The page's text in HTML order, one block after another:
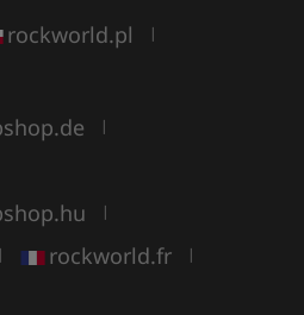
rockworld.pl |
|
|
| rockworld.fr |